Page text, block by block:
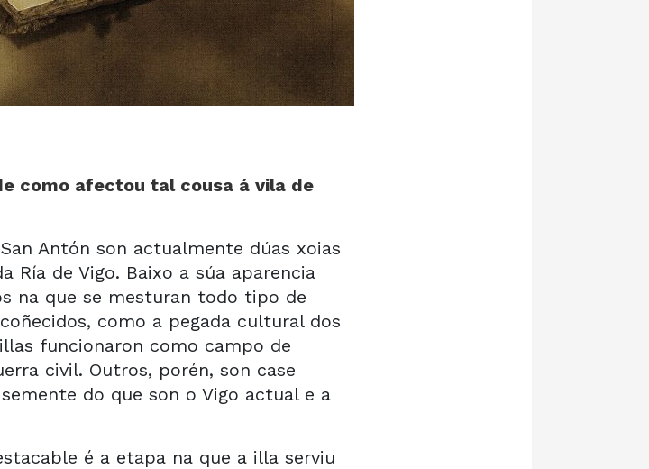
como afectou tal cousa á vila de
Antón son actualmente dúas xoias
de Vigo. Baixo a súa aparencia
na que se mesturan todo tipo de
como a pegada cultural dos
funcionaron como campo de
civil. Outros, porén, son case
do que son o Vigo actual e a
é a etapa na que a illa serviu